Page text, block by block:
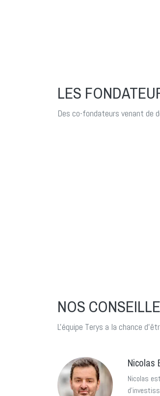
LES
Des co-fondateurs venant de
NOS
L'équipe Terys a la chance
Nicolas
Nicolas